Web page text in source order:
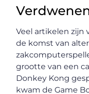
Veel artikelen zijn
de komst van
grootte van een
Donkey Kong
kwam de Game